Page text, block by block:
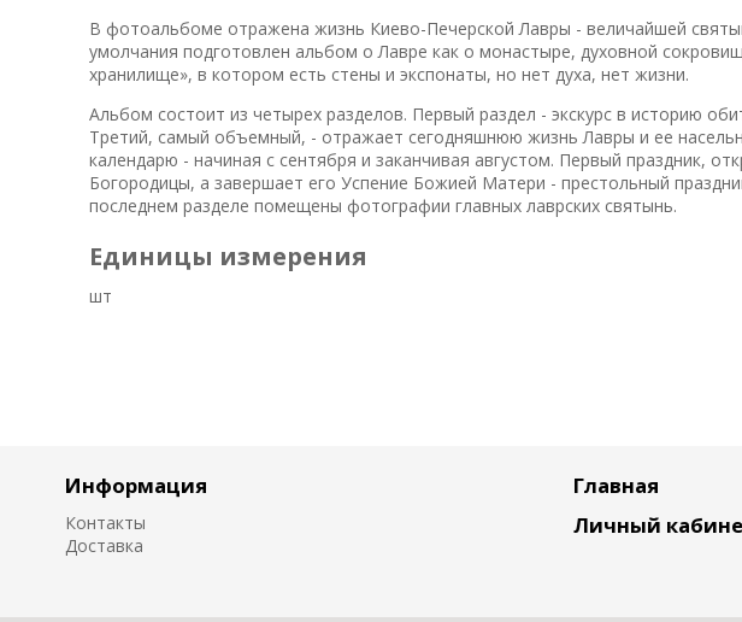
В фотоальбоме отражена жизнь Киево-Печерской Лавры - величайшей
умолчания подготовлен альбом о Лавре как о монастыре, духовной
хранилище», в котором есть стены и экспонаты, но нет духа, нет жизни.
Альбом состоит из четырех разделов. Первый раздел - экскурс в историю
Третий, самый объемный, - отражает сегодняшнюю жизнь Лавры и ее
календарю - начиная с сентября и заканчивая августом. Первый праздник,
Богородицы, а завершает его Успение Божией Матери - престольный
последнем разделе помещены фотографии главных лаврских святынь.
Единицы измерения
шт
Информация
Контакты
Доставка
Главная
Личный